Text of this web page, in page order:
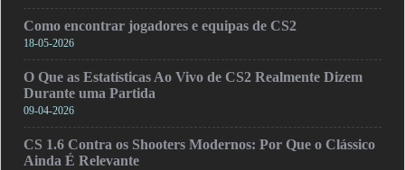
Como encontrar jogadores e equipas de CS2
18-05-2026
O Que as Estatísticas Ao Vivo de CS2 Realmente Dizem
Durante uma Partida
09-04-2026
CS 1.6 Contra os Shooters Modernos: Por Que o Clássico
Ainda É Relevante